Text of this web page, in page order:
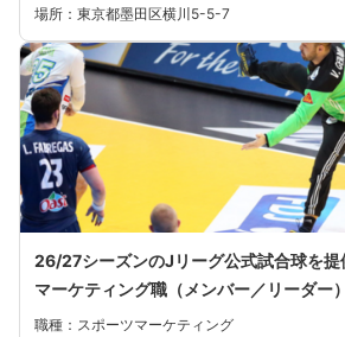
場所：東京都墨田区横川5-5-7
26/27シーズンのJリーグ公式試合球を
マーケティング職（メンバー／リーダー）
職種：スポーツマーケティング